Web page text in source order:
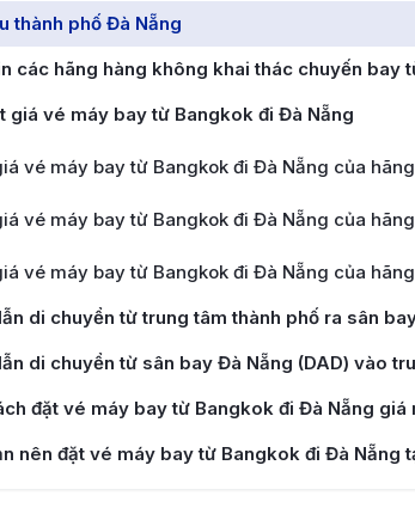
thành phố Đà Nẵng
các hãng hàng không khai thác chuyến bay
giá vé máy bay từ Bangkok đi Đà Nẵng
vé máy bay từ Bangkok đi Đà Nẵng của
vé máy bay từ Bangkok đi Đà Nẵng của
vé máy bay từ Bangkok đi Đà Nẵng của
di chuyển từ trung tâm thành phố ra sân
di chuyển từ sân bay Đà Nẵng (DAD) vào
đặt vé máy bay từ Bangkok đi Đà Nẵng giá
nên đặt vé máy bay từ Bangkok đi Đà Nẵng